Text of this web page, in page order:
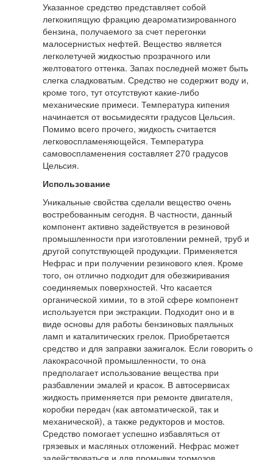
Указанное средство представляет собой
легкокипящую фракцию деароматизированного
бензина, получаемого за счет перегонки
малосернистых нефтей. Вещество является
легколетучей жидкостью прозрачного или
желтоватого оттенка. Запах последней может быть
слегка сладковатым. Средство не содержит воду и,
кроме того, тут отсутствуют какие-либо
механические примеси. Температура кипения
начинается от восьмидесяти градусов Цельсия.
Помимо всего прочего, жидкость считается
легковоспламеняющейся. Температура
самовоспламенения составляет 270 градусов
Цельсия.
Использование
Уникальные свойства сделали вещество очень
востребованным сегодня. В частности, данный
компонент активно задействуется в резиновой
промышленности при изготовлении ремней, труб и
другой сопутствующей продукции. Применяется
Нефрас и при получении резинового клея. Кроме
того, он отлично подходит для обезжиривания
соединяемых поверхностей. Что касается
органической химии, то в этой сфере компонент
используется при экстракции. Подходит оно и в
виде основы для работы бензиновых паяльных
ламп и каталитических грелок. Приобретается
средство и для заправки зажигалок. Если говорить о
лакокрасочной промышленности, то она
предполагает использование вещества при
разбавлении эмалей и красок. В автосервисах
жидкость применяется при ремонте двигателя,
коробки передач (как автоматической, так и
механической), а также редукторов и мостов.
Средство помогает успешно избавляться от
грязевых и масляных отложений. Нефрас может